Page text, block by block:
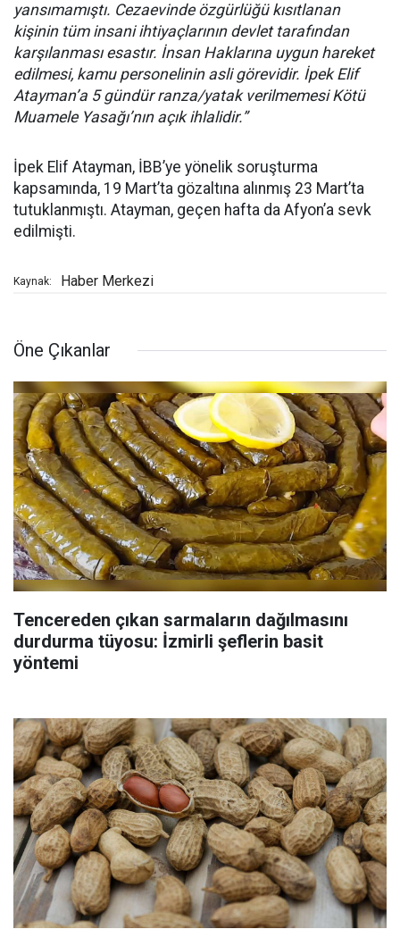
yansımamıştı. Cezaevinde özgürlüğü kısıtlanan
kişinin tüm insani ihtiyaçlarının devlet tarafından
karşılanması esastır. İnsan Haklarına uygun hareket
edilmesi, kamu personelinin asli görevidir. İpek Elif
Atayman’a 5 gündür ranza/yatak verilmemesi Kötü
Muamele Yasağı’nın açık ihlalidir.”
İpek Elif Atayman, İBB’ye yönelik soruşturma
kapsamında, 19 Mart’ta gözaltına alınmış 23 Mart’ta
tutuklanmıştı. Atayman, geçen hafta da Afyon’a sevk
edilmişti.
Kaynak: Haber Merkezi
Öne Çıkanlar
Tencereden çıkan sarmaların dağılmasını
durdurma tüyosu: İzmirli şeflerin basit
yöntemi